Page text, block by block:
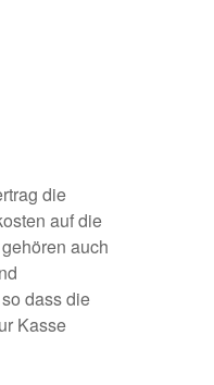
die
auf die
auch
dass die
Kasse